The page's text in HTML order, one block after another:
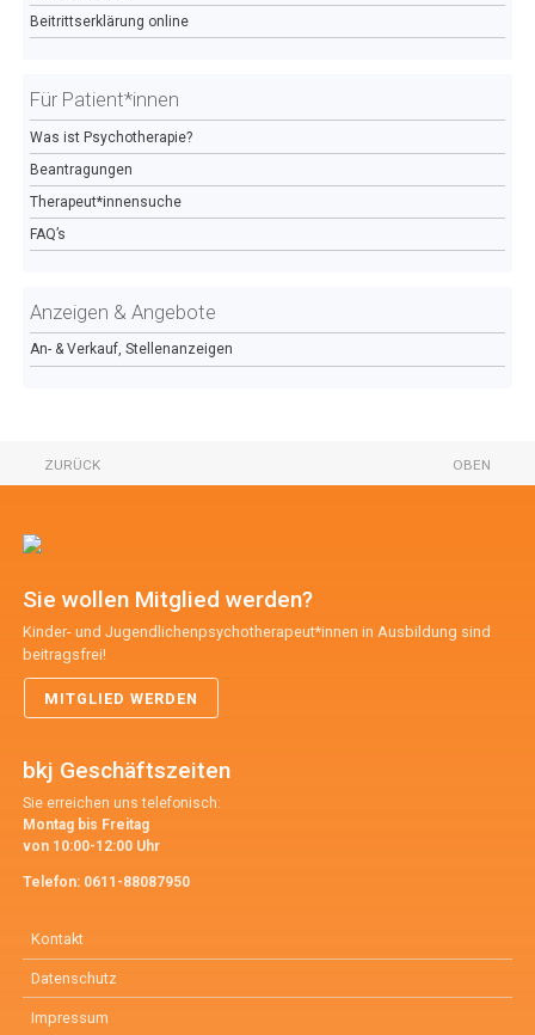
Beitrittserklärung online
Für Patient*innen
Was ist Psychotherapie?
Beantragungen
Therapeut*innensuche
FAQ’s
Anzeigen & Angebote
An- & Verkauf, Stellenanzeigen
OBEN
ZURÜCK
Sie wollen Mitglied werden?
Kinder- und Jugendlichenpsychotherapeut*innen in Ausbildung sind
beitragsfrei!
MITGLIED WERDEN
bkj Geschäftszeiten
Sie erreichen uns telefonisch:
Montag bis Freitag
von 10:00-12:00 Uhr
Telefon: 0611-88087950
Kontakt
Datenschutz
Impressum